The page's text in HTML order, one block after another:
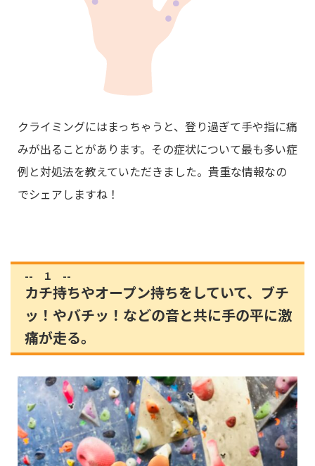
クライミングにはまっちゃうと、登り過ぎて手や指に痛
みが出ることがあります。その症状について最も多い症
例と対処法を教えていただきました。貴重な情報なの
でシェアしますね！
-- １ --
カチ持ちやオープン持ちをしていて、ブチ
ッ！やバチッ！などの音と共に手の平に激
痛が走る。